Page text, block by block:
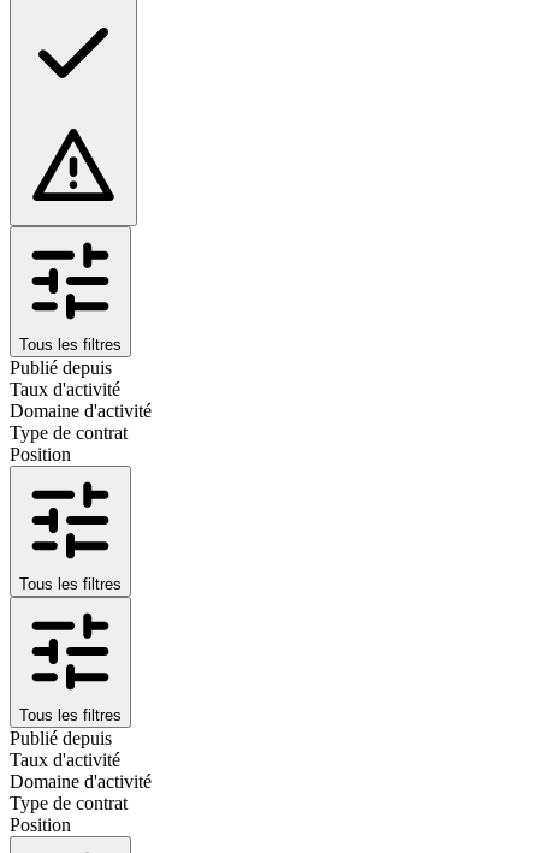
Tous les filtres
Publié depuis
Taux d'activité
Domaine d'activité
Type de contrat
Position
Tous les filtres
Tous les filtres
Publié depuis
Taux d'activité
Domaine d'activité
Type de contrat
Position